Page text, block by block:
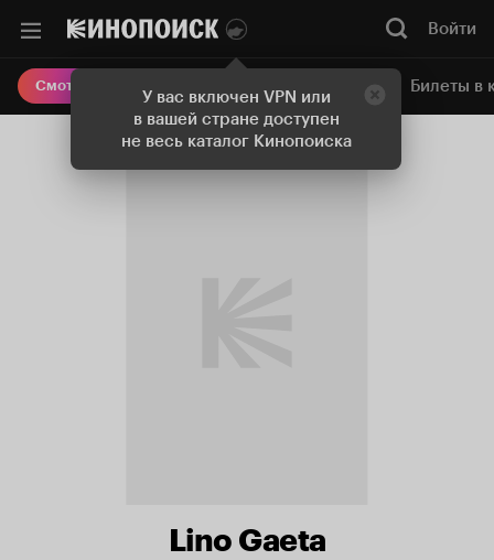
У вас включен VPN или
в вашей стране доступен
не весь каталог Кинопоиска
Войти
Смотреть кино Онлайн-кинотеатр Билеты в
Lino Gaeta